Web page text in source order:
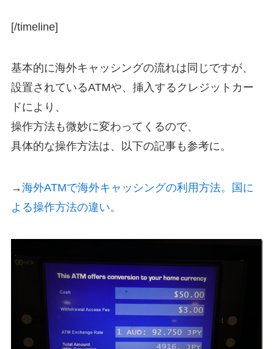
[/timeline]
基本的に海外キャッシングの流れは同じですが、
設置されているATMや、挿入するクレジットカー
ドにより、
操作方法も微妙に変わってくるので、
具体的な操作方法は、以下の記事も参考に。
→海外ATMで海外キャッシングの利用方法。国に
よる操作方法の違い。